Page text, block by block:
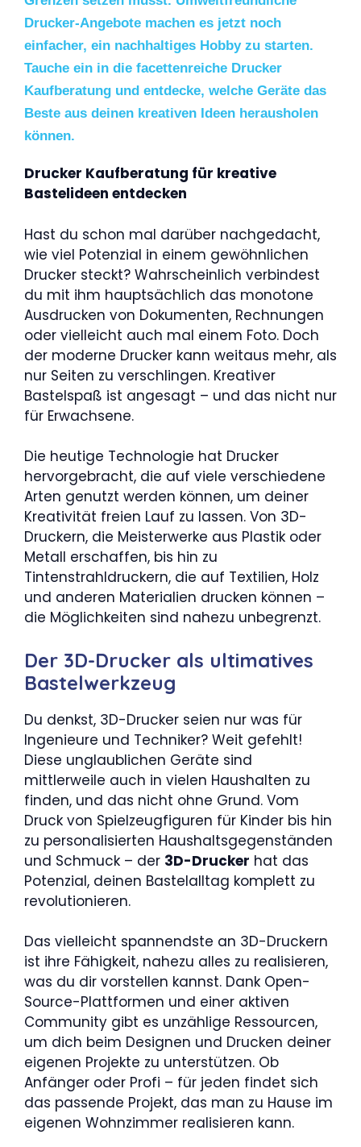
Drucker-Angebote machen es jetzt noch
einfacher, ein nachhaltiges Hobby zu starten.
Tauche ein in die facettenreiche Drucker
Kaufberatung und entdecke, welche Geräte das
Beste aus deinen kreativen Ideen herausholen
können.
Drucker Kaufberatung für kreative
Bastelideen entdecken
Hast du schon mal darüber nachgedacht,
wie viel Potenzial in einem gewöhnlichen
Drucker steckt? Wahrscheinlich verbindest
du mit ihm hauptsächlich das monotone
Ausdrucken von Dokumenten, Rechnungen
oder vielleicht auch mal einem Foto. Doch
der moderne Drucker kann weitaus mehr, als
nur Seiten zu verschlingen. Kreativer
Bastelspaß ist angesagt – und das nicht nur
für Erwachsene.
Die heutige Technologie hat Drucker
hervorgebracht, die auf viele verschiedene
Arten genutzt werden können, um deiner
Kreativität freien Lauf zu lassen. Von 3D-
Druckern, die Meisterwerke aus Plastik oder
Metall erschaffen, bis hin zu
Tintenstrahldruckern, die auf Textilien, Holz
und anderen Materialien drucken können –
die Möglichkeiten sind nahezu unbegrenzt.
Der 3D-Drucker als ultimatives
Bastelwerkzeug
Du denkst, 3D-Drucker seien nur was für
Ingenieure und Techniker? Weit gefehlt!
Diese unglaublichen Geräte sind
mittlerweile auch in vielen Haushalten zu
finden, und das nicht ohne Grund. Vom
Druck von Spielzeugfiguren für Kinder bis hin
zu personalisierten Haushaltsgegenständen
und Schmuck – der 3D-Drucker hat das
Potenzial, deinen Bastelalltag komplett zu
revolutionieren.
Das vielleicht spannendste an 3D-Druckern
ist ihre Fähigkeit, nahezu alles zu realisieren,
was du dir vorstellen kannst. Dank Open-
Source-Plattformen und einer aktiven
Community gibt es unzählige Ressourcen,
um dich beim Designen und Drucken deiner
eigenen Projekte zu unterstützen. Ob
Anfänger oder Profi – für jeden findet sich
das passende Projekt, das man zu Hause im
eigenen Wohnzimmer realisieren kann.